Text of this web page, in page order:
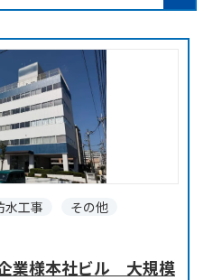
水工事
その他
業様本社ビル 大規模